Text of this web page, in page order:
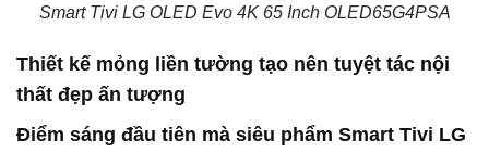
Smart Tivi LG OLED Evo 4K 65 Inch OLED65G4PSA
Thiết kế mỏng liền tường tạo nên tuyệt tác nội
thất đẹp ấn tượng
Điểm sáng đầu tiên mà siêu phẩm Smart Tivi LG